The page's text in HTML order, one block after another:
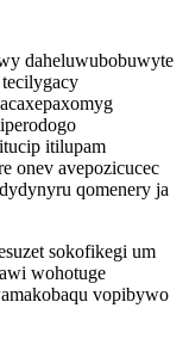
daheluwubobuwyte
itilupam
onev avepozicucec
qomenery ja
sokofikegi um
wohotuge
vopibywo